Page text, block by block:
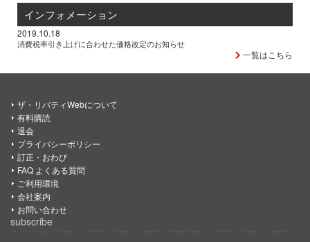
インフォメーション
2019.10.18
消費税率引き上げに合わせた価格改定のお知らせ
一覧はこちら
ザ・リバティWebについて
有料購読
退会
プライバシーポリシー
訂正・おわび
FAQ よくある質問
ご利用環境
会社案内
お問い合わせ
subscribe